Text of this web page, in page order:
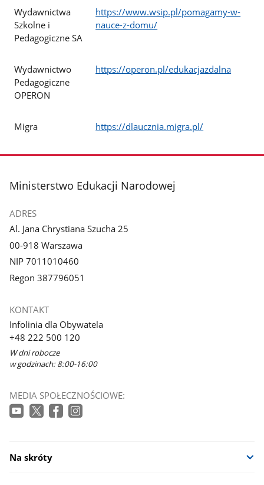
Wydawnictwa
Szkolne i
Pedagogiczne SA
https://www.wsip.pl/pomagamy-w-
nauce-z-domu/
Wydawnictwo
Pedagogiczne
OPERON
https://operon.pl/edukacjazdalna
Migra https://dlaucznia.migra.pl/
stopka
Ministerstwo Edukacji Narodowej
ADRES
Al. Jana Chrystiana Szucha 25
00-918 Warszawa
NIP 7011010460
Regon 387796051
KONTAKT
Infolinia dla Obywatela
+48 222 500 120
W dni robocze
w godzinach: 8:00-16:00
MEDIA SPOŁECZNOŚCIOWE:
Na skróty